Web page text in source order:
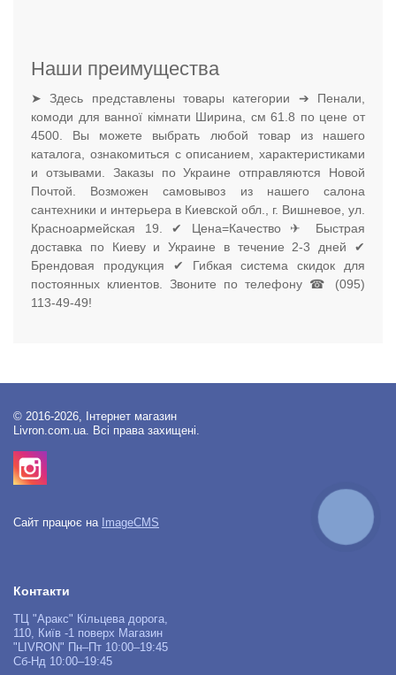
Наши преимущества
➤ Здесь представлены товары категории ➔ Пенали,
комоди для ванної кімнати Ширина, см 61.8 по цене от
4500. Вы можете выбрать любой товар из нашего
каталога, ознакомиться с описанием, характеристиками
и отзывами. Заказы по Украине отправляются Новой
Почтой. Возможен самовывоз из нашего салона
сантехники и интерьера в Киевской обл., г. Вишневое, ул.
Красноармейская 19. ✔ Цена=Качество ✈ Быстрая
доставка по Киеву и Украине в течение 2-3 дней ✔
Брендовая продукция ✔ Гибкая система скидок для
постоянных клиентов. Звоните по телефону ☎ (095)
113-49-49!
© 2016-2026, Інтернет магазин
Livron.com.ua. Всі права захищені.
Сайт працює на ImageCMS
Контакти
ТЦ "Аракс" Кільцева дорога,
110, Київ -1 поверх Магазин
"LIVRON" Пн–Пт 10:00–19:45
Сб-Нд 10:00–19:45